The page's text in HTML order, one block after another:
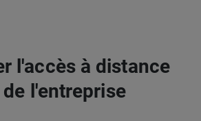
l'accès à distance
l'entreprise